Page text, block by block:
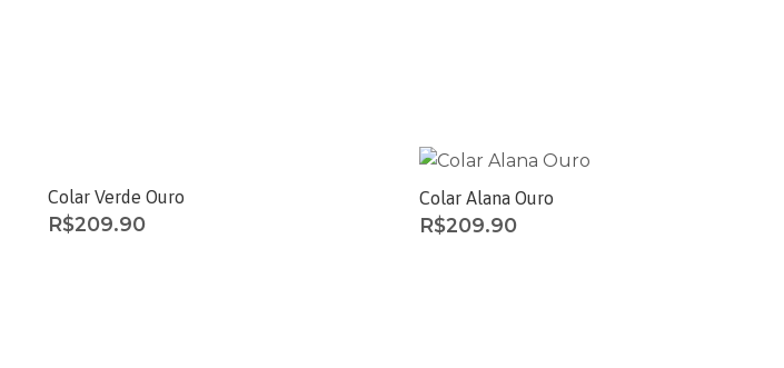
Colar Verde Ouro
R$209.90
Colar Alana Ouro
R$209.90